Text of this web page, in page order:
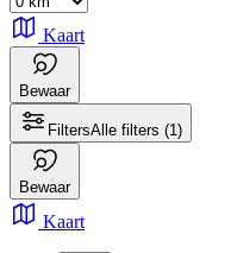
Kaart
Bewaar
FiltersAlle filters (1)
Bewaar
Kaart